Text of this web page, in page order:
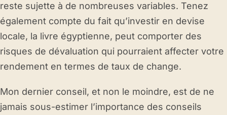
reste sujette à de nombreuses variables. Tenez
également compte du fait qu’investir en devise
locale, la livre égyptienne, peut comporter des
risques de dévaluation qui pourraient affecter votre
rendement en termes de taux de change.
Mon dernier conseil, et non le moindre, est de ne
jamais sous-estimer l’importance des conseils